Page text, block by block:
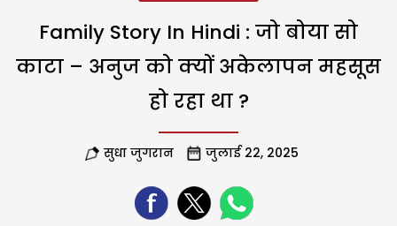
Family Story In Hindi : जो बोया सो
काटा – अनुज को क्यों अकेलापन महसूस
हो रहा था ?
सुधा जुगरान जुलाई 22, 2025